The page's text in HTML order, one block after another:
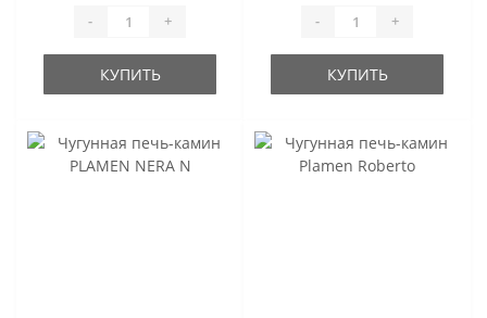
- +
КУПИТЬ
- +
КУПИТЬ